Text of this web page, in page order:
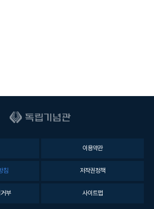
이용약관
침 저작권정책
부 사이트맵